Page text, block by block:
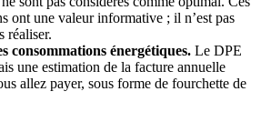
ont une valeur informative ; il n’est pas
réaliser.
consommations énergétiques. Le DPE
une estimation de la facture annuelle
allez payer, sous forme de fourchette de